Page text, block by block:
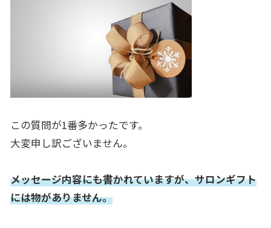
この質問が1番多かったです。
大変申し訳ございません。
メッセージ内容にも書かれていますが、サロンギフト
には物がありません。